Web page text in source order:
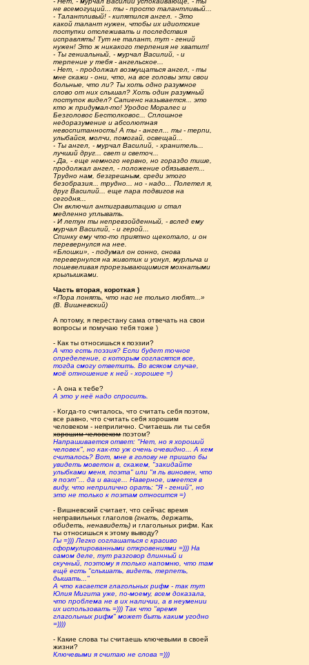
не всемогущий... ты - просто талантливый...
- Талантливый! - кипятился ангел. - Это
какой талант нужен, чтобы их идиотские
поступки отслеживать и последствия
исправлять! Тут не талант, тут - гений
нужен! Это ж никакого терпения не хватит!
- Ты гениальный, - мурчал Василий, - и
терпение у тебя - ангельское...
- Нет, - продолжал возмущаться ангел, - ты
мне скажи - они, что, на все головы эти свои
больные, что ли? Ты хоть одно разумное
слово от них слышал? Хоть один разумный
поступок видел? Сапиенс называется... это
кто ж придумал-то! Уродос Моралес и
Безголовос Бестолковос... Сплошное
недоразумение и абсолютная
невоспитанность! А ты - ангел... ты - терпи,
улыбайся, молчи, помогай, освещай...
- Ты ангел, - мурчал Василий, - хранитель...
лучший друг... свет и светоч...
- Да, - еще немного нервно, но гораздо тише,
продолжал ангел, - положение обязывает...
Трудно нам, безгрешным, среди этого
безобразия... трудно... но - надо... Полетел я,
друг Василий... еще пара подвигов на
сегодня...
Он включил антигравитацию и стал
медленно уплывать.
- И летун ты непревзойденный, - вслед ему
мурчал Василий, - и герой...
Спинку ему что-то приятно щекотало, и он
перевернулся на нее.
«Блошки», - подумал он сонно, снова
перевернулся на животик и уснул, мурлыча и
пошевеливая прорезывающимися мохнатыми
крылышками.
Часть вторая, короткая )
«Пора понять, что нас не только любят...»
(В. Вишневский)
А потому, я перестану сама отвечать на свои
вопросы и помучаю тебя тоже )
- Как ты относишься к поэзии?
А что есть поэзия? Если будет точное
определение, с которым согласятся все,
тогда смогу ответить. Во всяком случае,
моё отношение к ней - хорошее =)
- А она к тебе?
А это у неё надо спросить.
- Когда-то считалось, что считать себя поэтом,
все равно, что считать себя хорошим
человеком - неприлично. Считаешь ли ты себя
хорошим человекомпоэтом?
Напрашивается ответ: "Нет, но я хороший
человек", но как-то уж очень очевидно... А кем
считалось? Вот, мне в голову не пришло бы
увидеть моветон в, скажем, "закидайте
улыбками меня, поэта" или "я ль виновен, что
я поэт"... да и ваще... Наверное, имеется в
виду, что неприлично орать: "Я - гений", но
это не только к поэтам относится =)
- Вишневский считает, что сейчас время
неправильных глаголов(гнать, держать,
обидеть, ненавидеть) и глагольных рифм. Как
ты относишься к этому выводу?
Гы =))) Легко соглашаться с красиво
сформулированными откровениями =))) На
самом деле, тут разговор длинный и
скучный, поэтому я только напомню, что там
ещё есть "слышать, видеть, терпеть,
дышать..."
А что касается глагольных рифм - так тут
Юлия Мигита уже, по-моему, всем доказала,
что проблема не в их наличии, а в неумении
их использовать =))) Так что "время
глагольных рифм" может быть каким угодно
=))))
- Какие слова ты считаешь ключевыми в своей
жизни?
Ключевыми я считаю не слова =)))